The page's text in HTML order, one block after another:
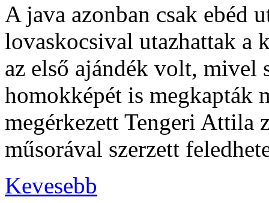
A java azonban csak ebéd
lovaskocsival utazhattak a
az első ajándék volt, mivel
homokképét is megkapták
megérkezett Tengeri Attila
műsorával szerzett
Kevesebb